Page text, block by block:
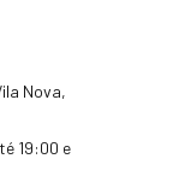
Nova,
19:00 e